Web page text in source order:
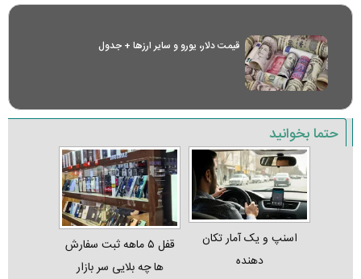
قیمت دلار، یورو و سایر ارز‌ها + جدول
حتما بخوانید
اسنپ و یک آمار تکان‌
دهنده
قفل ۵ ماهه ثبت‌ سفارش‌
ها چه بلایی سر بازار